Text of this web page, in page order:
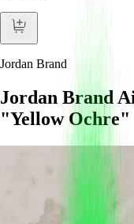
Jordan Brand
Jordan Brand
"Yellow Ochre"